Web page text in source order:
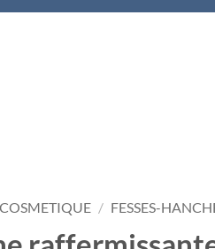
COSMETIQUE / FESSES-